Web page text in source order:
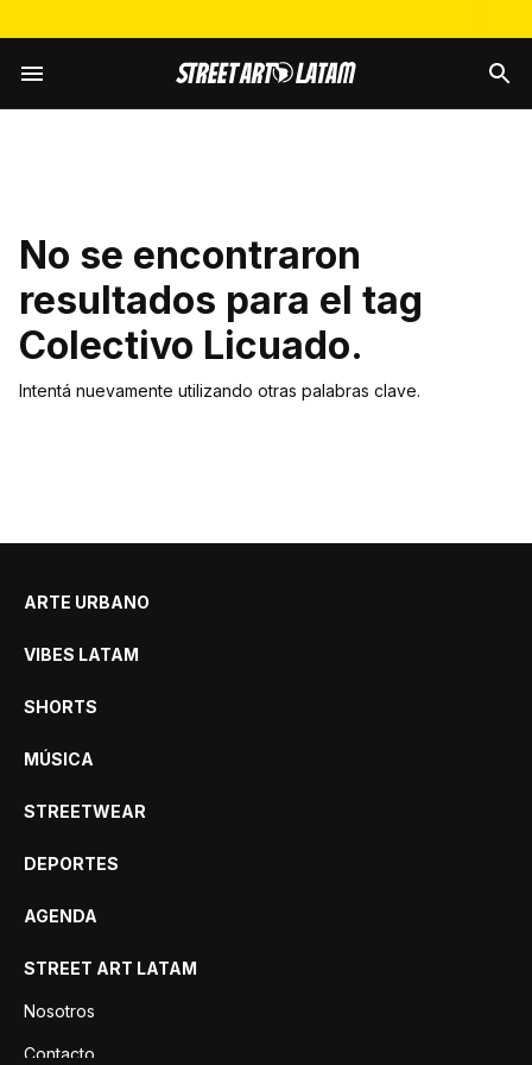
No se encontraron
resultados para el tag
Colectivo Licuado.
Intentá nuevamente utilizando otras palabras clave.
ARTE URBANO
VIBES LATAM
SHORTS
MÚSICA
STREETWEAR
DEPORTES
AGENDA
STREET ART LATAM
Nosotros
Contacto